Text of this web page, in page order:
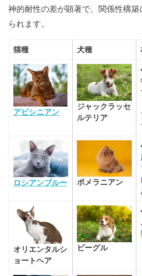
神的耐性の差が顕著で、関係性構
られます。
猫種 犬種
アビシニアン
ジャックラッセ
ルテリア
ロシアンブルー ポメラニアン
オリエンタルシ
ョートヘア
ビーグル